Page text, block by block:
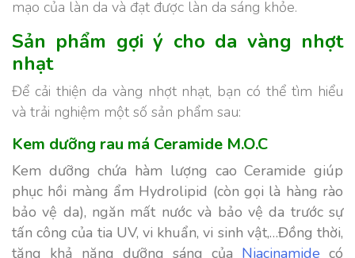
mạo của làn da và đạt được làn da sáng khỏe.
Sản phẩm gợi ý cho da vàng nhợt
nhạt
Để cải thiện da vàng nhợt nhạt, bạn có thể tìm hiểu
và trải nghiệm một số sản phẩm sau:
Kem dưỡng rau má Ceramide M.O.C
Kem dưỡng chứa hàm lượng cao Ceramide giúp
phục hồi màng ẩm Hydrolipid (còn gọi là hàng rào
bảo vệ da), ngăn mất nước và bảo vệ da trước sự
tấn công của tia UV, vi khuẩn, vi sinh vật,…Đồng thời,
tăng khả năng dưỡng sáng của Niacinamide có